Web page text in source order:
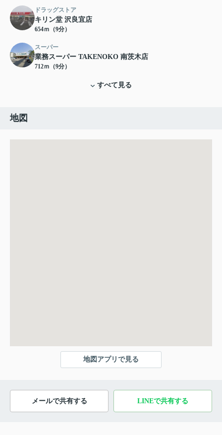
ドラッグストア
キリン堂 沢良宜店
654ｍ（9分）
スーパー
業務スーパー TAKENOKO 南茨木店
712ｍ（9分）
すべて見る
地図
地図アプリで見る
メールで共有する LINEで共有する